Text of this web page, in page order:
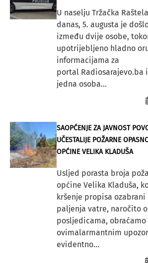
U naselju Tržačka
danas, 5. augusta je
između dvije osobe,
upotrijebljeno hladno
informacijama za
portal Radiosarajevo.ba
jedna osoba...
SAOPĆENJE ZA JAVNOST
UČESTALIJE POŽARNE
OPĆINE VELIKA KLADUŠA
Usljed porasta broja
općine Velika Kladuša,
kršenje propisa
paljenja vatre, naročito
posljedicama, obraćamo
ovimalarmantnim
evidentno...